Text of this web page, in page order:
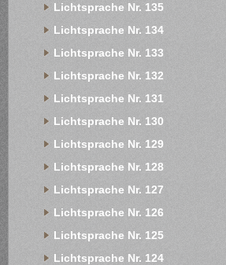
Lichtsprache Nr. 135
Lichtsprache Nr. 134
Lichtsprache Nr. 133
Lichtsprache Nr. 132
Lichtsprache Nr. 131
Lichtsprache Nr. 130
Lichtsprache Nr. 129
Lichtsprache Nr. 128
Lichtsprache Nr. 127
Lichtsprache Nr. 126
Lichtsprache Nr. 125
Lichtsprache Nr. 124